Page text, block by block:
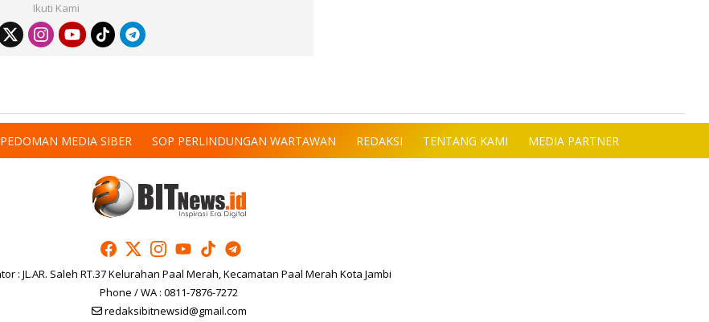
Ikuti Kami
PEDOMAN MEDIA SIBER SOP PERLINDUNGAN WARTAWAN REDAKSI TENTANG KAMI MEDIA PARTNER
: JL.AR. Saleh RT.37 Kelurahan Paal Merah, Kecamatan Paal Merah Kota Jambi
Phone / WA : 0811-7876-7272
redaksibitnewsid@gmail.com